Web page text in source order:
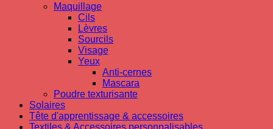
Maquillage
Cils
Lèvres
Sourcils
Visage
Yeux
Anti-cernes
Mascara
Poudre texturisante
Solaires
Tête d'apprentissage & accessoires
Textiles & Accessoires personnalisables